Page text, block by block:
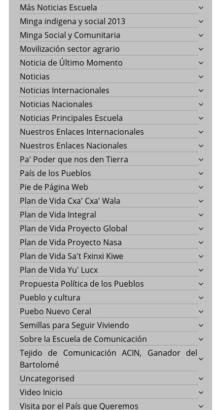
Más Noticias Escuela
Minga indigena y social 2013
Minga Social y Comunitaria
Movilización sector agrario
Noticia de Último Momento
Noticias
Noticias Internacionales
Noticias Nacionales
Noticias Principales Escuela
Nuestros Enlaces Internacionales
Nuestros Enlaces Nacionales
Pa' Poder que nos den Tierra
País de los Pueblos
Pie de Página Web
Plan de Vida Cxa' Cxa' Wala
Plan de Vida Integral
Plan de Vida Proyecto Global
Plan de Vida Proyecto Nasa
Plan de Vida Sa't Fxinxi Kiwe
Plan de Vida Yu' Lucx
Propuesta Política de los Pueblos
Pueblo y cultura
Puebo Nuevo Ceral
Semillas para Seguir Viviendo
Sobre la Escuela de Comunicación
Tejido de Comunicación ACIN, Ganador del
Bartolomé
Uncategorised
Video Inicio
Visita por el País que Queremos